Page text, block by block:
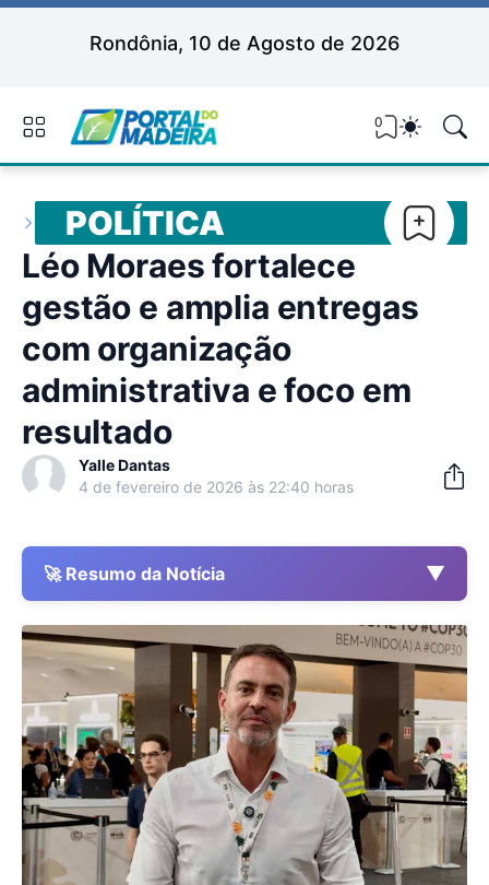
Rondônia, 10 de Agosto de 2026
0
POLÍTICA
Léo Moraes fortalece
gestão e amplia entregas
com organização
administrativa e foco em
resultado
Yalle Dantas
4 de fevereiro de 2026 às 22:40 horas
🚀 Resumo da Notícia ▼